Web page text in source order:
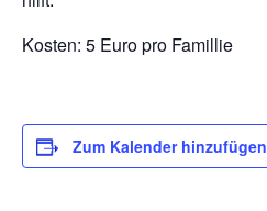
Kosten: 5 Euro pro Famillie
Zum Kalender hinzufügen